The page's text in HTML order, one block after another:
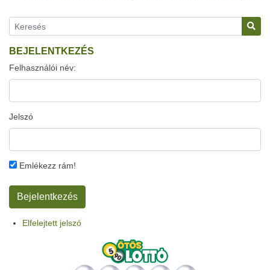
BEJELENTKEZÉS
Felhasználói név:
Jelszó
Emlékezz rám!
Elfelejtett jelszó